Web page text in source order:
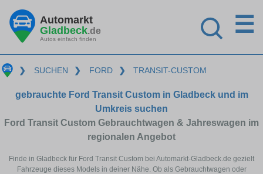
Automarkt
Gladbeck.de
Autos einfach finden
☰
❯ SUCHEN ❯ FORD ❯ TRANSIT-CUSTOM
gebrauchte Ford Transit Custom in Gladbeck und im
Umkreis suchen
Ford Transit Custom Gebrauchtwagen & Jahreswagen im
regionalen Angebot
Finde in Gladbeck für Ford Transit Custom bei Automarkt-Gladbeck.de gezielt
Fahrzeuge dieses Models in deiner Nähe. Ob als Gebrauchtwagen oder